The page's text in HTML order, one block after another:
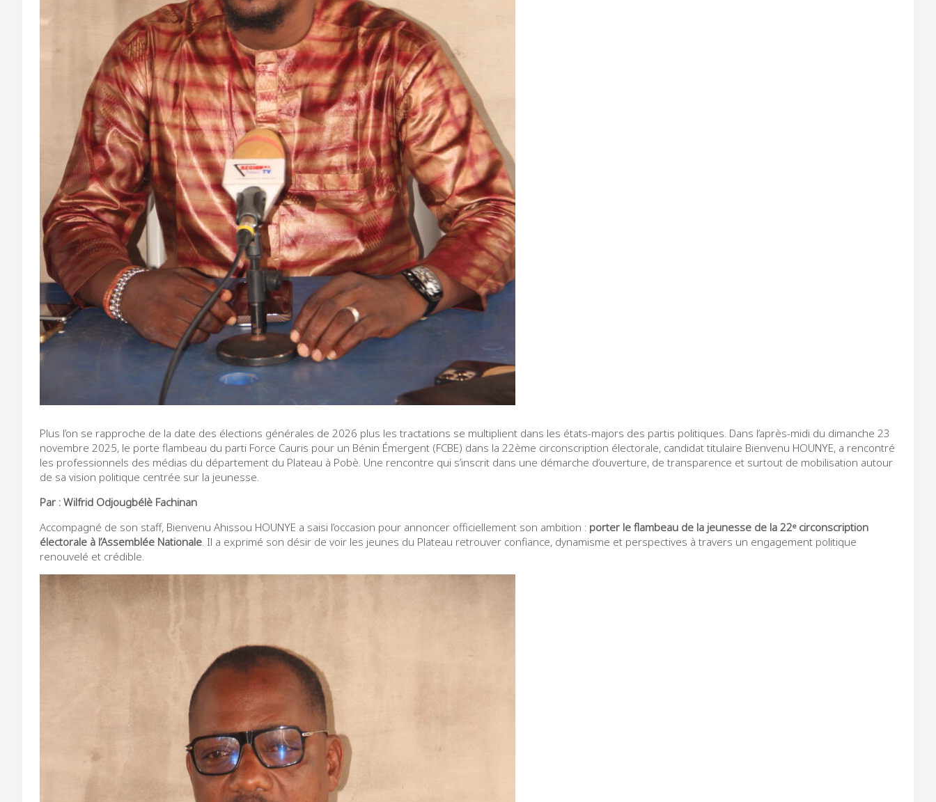
Plus l’on se rapproche de la date des élections générales de 2026 plus les tractations se multiplient dans les états-majors des partis politiques. Dans l’après-midi du dimanche 23
novembre 2025, le porte flambeau du parti Force Cauris pour un Bénin Émergent (FCBE) dans la 22ème circonscription électorale, candidat titulaire Bienvenu HOUNYE, a rencontré
les professionnels des médias du département du Plateau à Pobè. Une rencontre qui s’inscrit dans une démarche d’ouverture, de transparence et surtout de mobilisation autour
de sa vision politique centrée sur la jeunesse.
Par : Wilfrid Odjougbélè Fachinan
Accompagné de son staff, Bienvenu Ahissou HOUNYE a saisi l’occasion pour annoncer officiellement son ambition : porter le flambeau de la jeunesse de la 22ᵉ circonscription
électorale à l’Assemblée Nationale. Il a exprimé son désir de voir les jeunes du Plateau retrouver confiance, dynamisme et perspectives à travers un engagement politique
renouvelé et crédible.